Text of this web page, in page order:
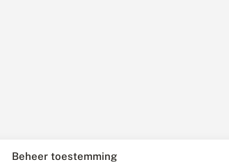
Beheer toestemming